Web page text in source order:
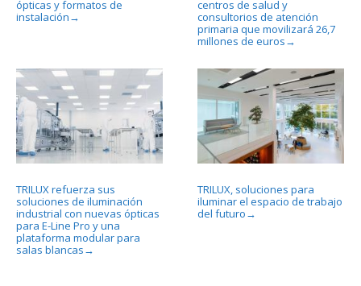
ópticas y formatos de
instalación →
centros de salud y
consultorios de atención
primaria que movilizará 26,7
millones de euros →
TRILUX refuerza sus
soluciones de iluminación
industrial con nuevas ópticas
para E-Line Pro y una
plataforma modular para
salas blancas →
TRILUX, soluciones para
iluminar el espacio de trabajo
del futuro →